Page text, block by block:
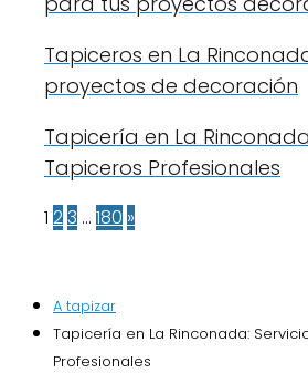
Tapiceros en La
proyectos de decoración
Tapicería en La
Tapiceros Profesionales
1 23 … 180 »
A tapizar
Tapicería en La Rinconada:
Profesionales